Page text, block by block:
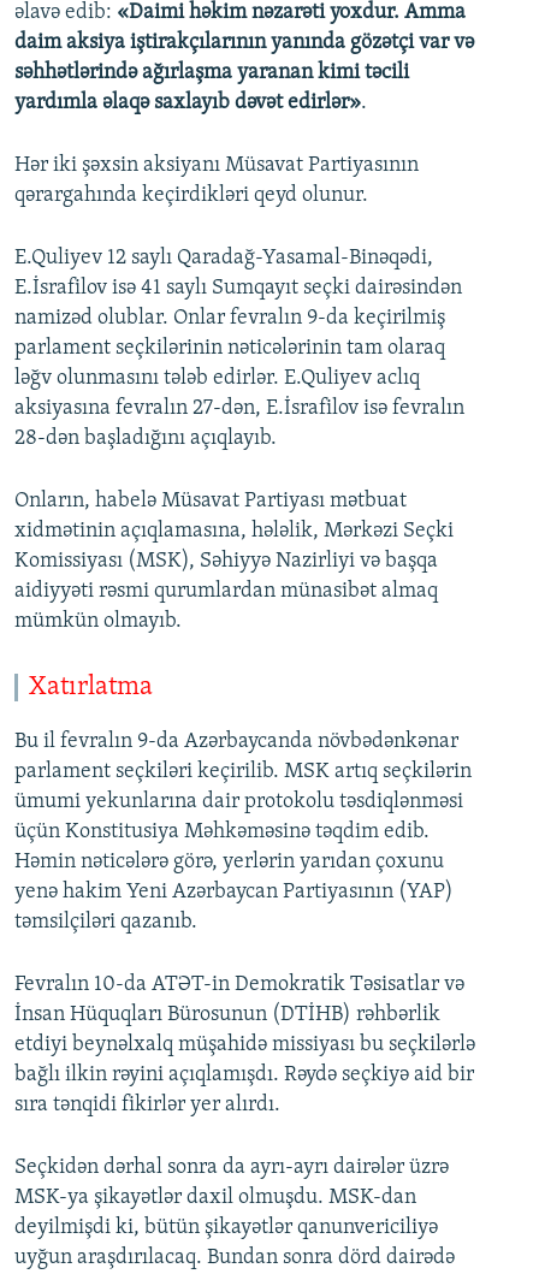
əlavə edib: «Daimi həkim nəzarəti yoxdur. Amma
daim aksiya iştirakçılarının yanında gözətçi var və
səhhətlərində ağırlaşma yaranan kimi təcili
yardımla əlaqə saxlayıb dəvət edirlər».
Hər iki şəxsin aksiyanı Müsavat Partiyasının
qərargahında keçirdikləri qeyd olunur.
E.Quliyev 12 saylı Qaradağ-Yasamal-Binəqədi,
E.İsrafilov isə 41 saylı Sumqayıt seçki dairəsindən
namizəd olublar. Onlar fevralın 9-da keçirilmiş
parlament seçkilərinin nəticələrinin tam olaraq
ləğv olunmasını tələb edirlər. E.Quliyev aclıq
aksiyasına fevralın 27-dən, E.İsrafilov isə fevralın
28-dən başladığını açıqlayıb.
Onların, habelə Müsavat Partiyası mətbuat
xidmətinin açıqlamasına, hələlik, Mərkəzi Seçki
Komissiyası (MSK), Səhiyyə Nazirliyi və başqa
aidiyyəti rəsmi qurumlardan münasibət almaq
mümkün olmayıb.
Xatırlatma
Bu il fevralın 9-da Azərbaycanda növbədənkənar
parlament seçkiləri keçirilib. MSK artıq seçkilərin
ümumi yekunlarına dair protokolu təsdiqlənməsi
üçün Konstitusiya Məhkəməsinə təqdim edib.
Həmin nəticələrə görə, yerlərin yarıdan çoxunu
yenə hakim Yeni Azərbaycan Partiyasının (YAP)
təmsilçiləri qazanıb.
Fevralın 10-da ATƏT-in Demokratik Təsisatlar və
İnsan Hüquqları Bürosunun (DTİHB) rəhbərlik
etdiyi beynəlxalq müşahidə missiyası bu seçkilərlə
bağlı ilkin rəyini açıqlamışdı. Rəydə seçkiyə aid bir
sıra tənqidi fikirlər yer alırdı.
Seçkidən dərhal sonra da ayrı-ayrı dairələr üzrə
MSK-ya şikayətlər daxil olmuşdu. MSK-dan
deyilmişdi ki, bütün şikayətlər qanunvericiliyə
uyğun araşdırılacaq. Bundan sonra dörd dairədə